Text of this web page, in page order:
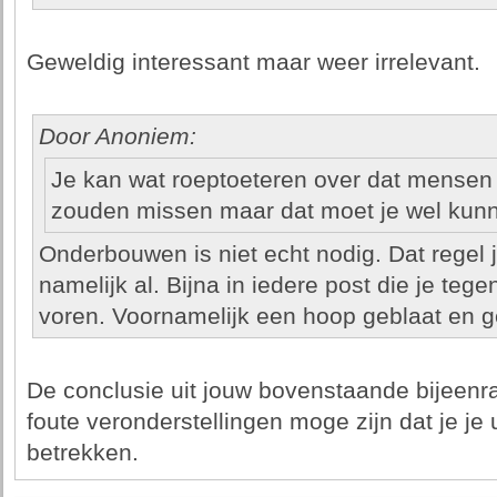
Geweldig interessant maar weer irrelevant.
Door Anoniem:
Je kan wat roeptoeteren over dat
zouden missen maar dat moet je wel
Onderbouwen is niet echt nodig. Dat
namelijk al. Bijna in iedere post die je
voren. Voornamelijk een hoop geblaat en
De conclusie uit jouw bovenstaande
foute veronderstellingen moge zijn dat je je
betrekken.